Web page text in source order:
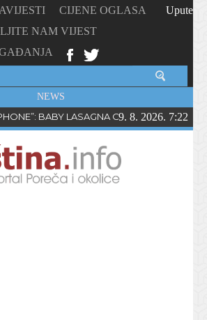
CIJENE OGLASA
NAM VIJEST
Upute
NEWS
BABY LASAGNA OBJAVIO NOVI
9. 8. 2026. 7:22